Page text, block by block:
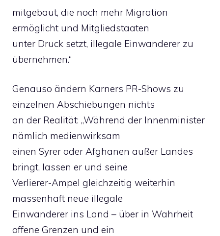
mitgebaut, die noch mehr Migration
ermöglicht und Mitgliedstaaten
unter Druck setzt, illegale Einwanderer zu
übernehmen.“
Genauso ändern Karners PR-Shows zu
einzelnen Abschiebungen nichts
an der Realität: „Während der Innenminister
nämlich medienwirksam
einen Syrer oder Afghanen außer Landes
bringt, lassen er und seine
Verlierer-Ampel gleichzeitig weiterhin
massenhaft neue illegale
Einwanderer ins Land – über in Wahrheit
offene Grenzen und ein